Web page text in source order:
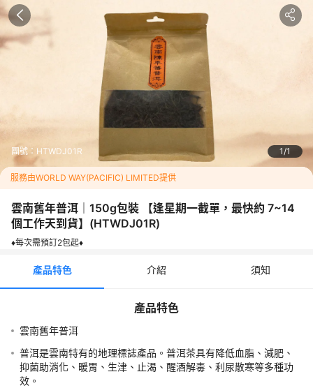
抑菌助消化、暖胃、生津、止渴、醒酒解毒、利尿散寒等多種功
效。
產地：中國雲南
行程介紹
雲南舊年普洱｜150g包裝 【逢星期一截單，最快約 7~14 個工作天
到貨】
♦️每次需預訂2包起♦️
📌️「截單」翌日起計，最快約 7~14 個工作天到貨(不包括星期六日
及公眾假期)。
📌️如遇 產品缺貨 或 其他不可控因素(例如：中秋節、聖誕節、農歷
取貨通知。收到通知後 請在 30 天內到指定門市取貨。
須知
預訂須知
1 1
團號： HTWDJ01R
服務由WORLD WAY(PACIFIC) LIMITED提供
雲南舊年普洱｜150g包裝 【逢星期一截單，最快約 7~14
個工作天到貨】 (HTWDJ01R)
♦️每次需預訂2包起♦️
產品特色 介紹 須知
產品特色
雲南舊年普洱
普洱是雲南特有的地理標誌產品。普洱茶具有降低血脂、減肥、
抑菌助消化、暖胃、生津、止渴、醒酒解毒、利尿散寒等多種功
效。